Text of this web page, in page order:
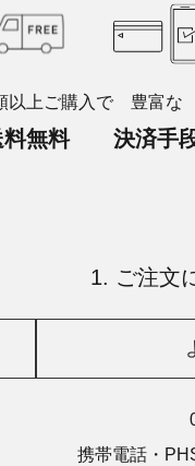
以上ご購入で
料無料
豊富な
決済手
1. ご注文
携帯電話・